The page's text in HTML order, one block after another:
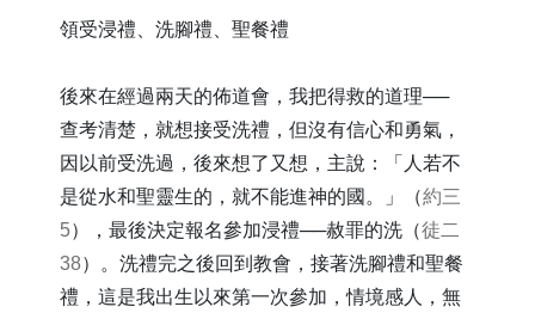
領受浸禮、洗腳禮、聖餐禮
後來在經過兩天的佈道會，我把得救的道理──
查考清楚，就想接受洗禮，但沒有信心和勇氣，
因以前受洗過，後來想了又想，主說：「人若不
是從水和聖靈生的，就不能進神的國。」（約三
5），最後決定報名參加浸禮──赦罪的洗（徒二
38）。洗禮完之後回到教會，接著洗腳禮和聖餐
禮，這是我出生以來第一次參加，情境感人，無